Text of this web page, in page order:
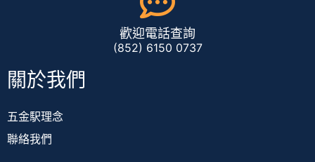
歡迎電話查詢
(852) 6150 0737
關於我們
五金駅理念
聯絡我們